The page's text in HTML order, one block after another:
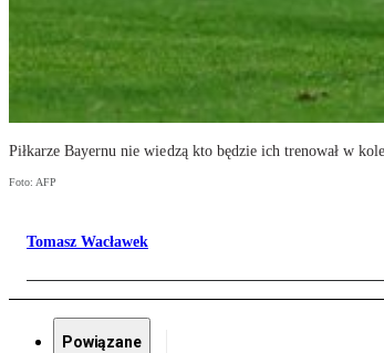
Piłkarze Bayernu nie wiedzą kto będzie ich trenował w
Foto: AFP
Tomasz Wacławek
Powiązane